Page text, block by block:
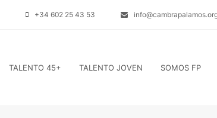
+34 602 25 43 53
TALENTO 45+ TALENTO JOVEN SOMOS FP